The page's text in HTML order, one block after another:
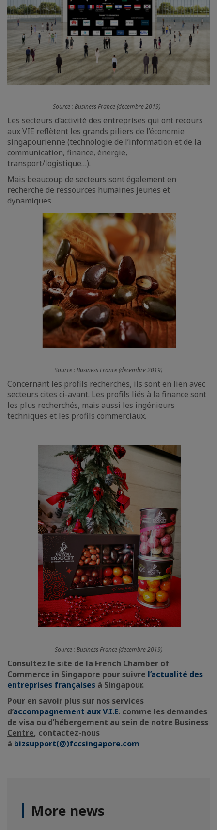
Source : Business France (decembre 2019)
Les secteurs d’activité des entreprises qui ont recours
aux VIE reflètent les grands piliers de l’économie
singapourienne (technologie de l’information et de la
communication, finance, énergie,
transport/logistique…).
Mais beaucoup de secteurs sont également en
recherche de ressources humaines jeunes et
dynamiques.
Source : Business France (decembre 2019)
Concernant les profils recherchés, ils sont en lien avec
secteurs cites ci-avant. Les profils liés à la finance sont
les plus recherchés, mais aussi les ingénieurs
techniques et les profils commerciaux.
Source : Business France (decembre 2019)
Consultez le site de la French Chamber of
Commerce in Singapore pour suivre l’actualité des
entreprises françaises à Singapour.
Pour en savoir plus sur nos services
d’accompagnement aux V.I.E. comme les demandes
de visa ou d’hébergement au sein de notre Business
Centre, contactez-nous
à bizsupport(@)fccsingapore.com
More news